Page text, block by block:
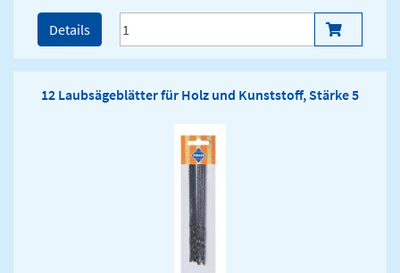
Details
12 Laubsägeblätter für Holz und Kunststoff, Stärke 5